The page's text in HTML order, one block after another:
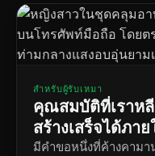
สำหรับผู้รับเหมา
คุณสมบัติที่เราห
สร้างเสร็จได้ภา
มีคำขอหนึ่งที่ค้างคาม